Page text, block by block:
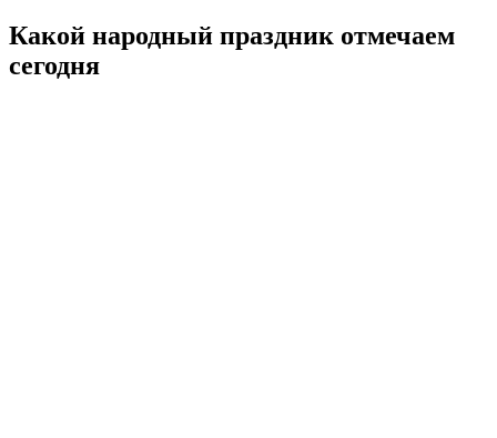
Какой народный праздник отмечаем
сегодня